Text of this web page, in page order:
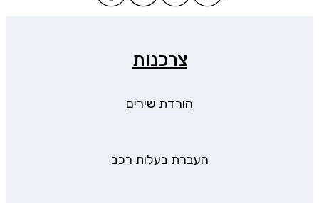
צרכנות
הורדת שירים
העברת בעלות רכב